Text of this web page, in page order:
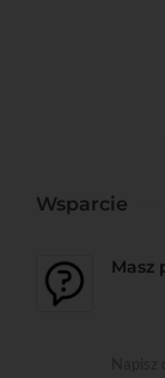
Wsparcie
Masz